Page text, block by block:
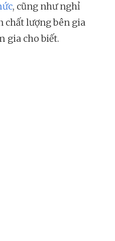
, cũng như nghỉ
chất lượng bên gia
gia cho biết.